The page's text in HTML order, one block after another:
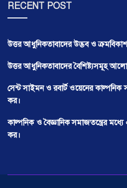
RECENT POST
উত্তর আধুনিকতাবাদের উদ্ভব ও
উত্তর আধুনিকতাবাদের বৈশিষ্ট্যসমূহ
সেন্ট সাইমন ও রবার্ট ওয়েনের কাল্পনিক
কর।
কাল্পনিক ও বৈজ্ঞানিক সমাজতন্ত্রের
কর।